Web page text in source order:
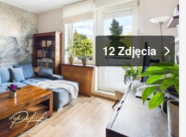
12 Zdjęcia